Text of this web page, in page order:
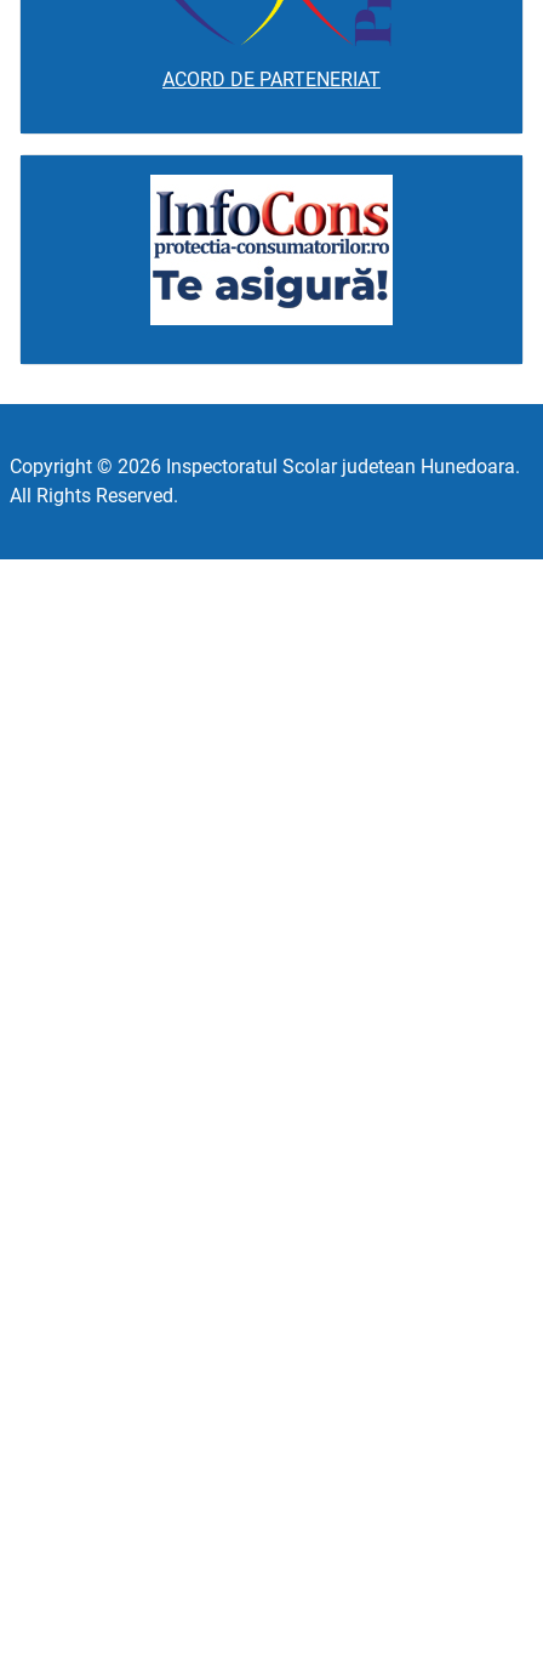
ACORD DE PARTENERIAT
Copyright © 2026 Inspectoratul Scolar judetean Hunedoara.
All Rights Reserved.